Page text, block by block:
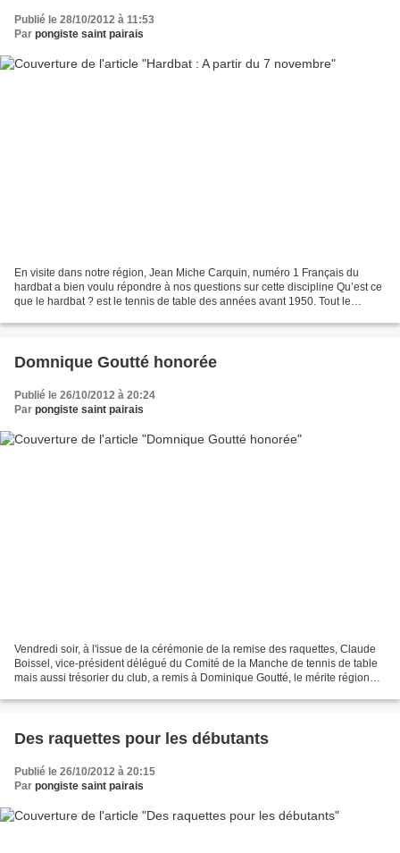
Publié le 28/10/2012 à 11:53
Par pongiste saint pairais
En visite dans notre région, Jean Miche Carquin, numéro 1 Français du
hardbat a bien voulu répondre à nos questions sur cette discipline Qu’est ce
que le hardbat ? est le tennis de table des années avant 1950. Tout le
Domnique Goutté honorée
Publié le 26/10/2012 à 20:24
Par pongiste saint pairais
Vendredi soir, à l'issue de la cérémonie de la remise des raquettes, Claude
Boissel, vice-président délégué du Comité de la Manche de tennis de table
mais aussi trésorier du club, a remis à Dominique Goutté, le mérite régional
Des raquettes pour les débutants
Publié le 26/10/2012 à 20:15
Par pongiste saint pairais